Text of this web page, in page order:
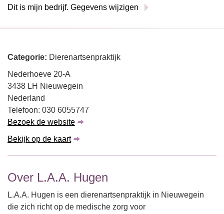
Dit is mijn bedrijf. Gegevens wijzigen
Categorie: Dierenartsenpraktijk
Nederhoeve 20-A
3438 LH Nieuwegein
Nederland
Telefoon: 030 6055747
Bezoek de website
Bekijk op de kaart
Over L.A.A. Hugen
L.A.A. Hugen is een dierenartsenpraktijk in Nieuwegein
die zich richt op de medische zorg voor